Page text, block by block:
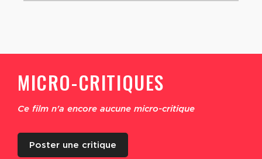
MICRO-CRITIQUES
Ce film n'a encore aucune micro-critique
Poster une critique